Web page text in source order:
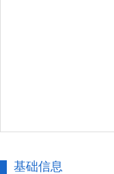
基础信息